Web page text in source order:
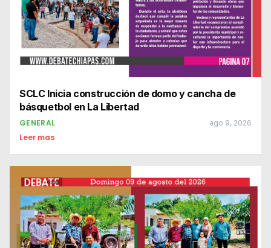
SCLC Inicia construcción de domo y cancha de
básquetbol en La Libertad
GENERAL ago 9, 2026
Leer mas